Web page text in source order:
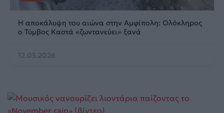
Η αποκάλυψη του αιώνα στην Αμφίπολη: Ολόκληρος
ο Τύμβος Καστά «ζωντανεύει» ξανά
12.05.2026